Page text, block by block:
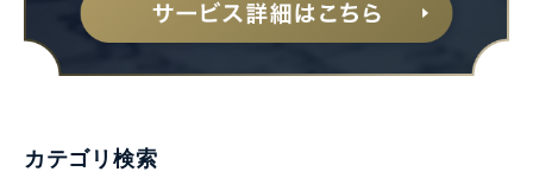
カテゴリ検索